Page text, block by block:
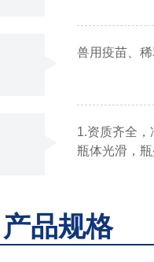
兽用疫苗、
1.资质齐全
瓶体光滑，
产品规格